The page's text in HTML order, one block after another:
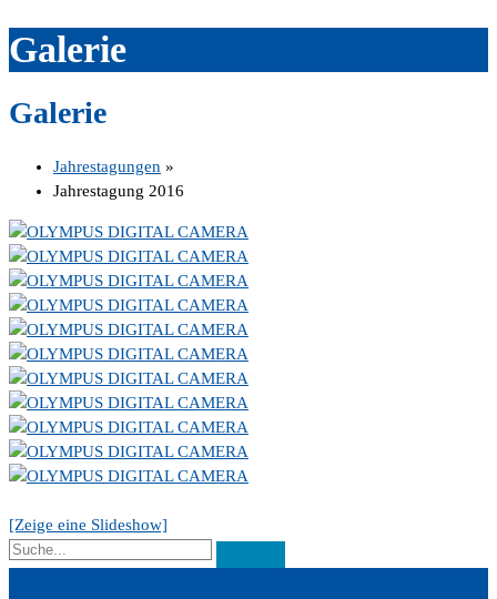
Galerie
Galerie
Jahrestagungen »
Jahrestagung 2016
[Zeige eine Slideshow]